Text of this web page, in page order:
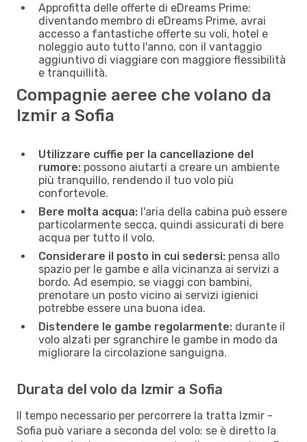
Approfitta delle offerte di eDreams Prime:
diventando membro di eDreams Prime, avrai
accesso a fantastiche offerte su voli, hotel e
noleggio auto tutto l'anno, con il vantaggio
aggiuntivo di viaggiare con maggiore flessibilità
e tranquillità.
Compagnie aeree che volano da
Izmir a Sofia
Utilizzare cuffie per la cancellazione del
rumore: possono aiutarti a creare un ambiente
più tranquillo, rendendo il tuo volo più
confortevole.
Bere molta acqua: l'aria della cabina può essere
particolarmente secca, quindi assicurati di bere
acqua per tutto il volo.
Considerare il posto in cui sedersi: pensa allo
spazio per le gambe e alla vicinanza ai servizi a
bordo. Ad esempio, se viaggi con bambini,
prenotare un posto vicino ai servizi igienici
potrebbe essere una buona idea.
Distendere le gambe regolarmente: durante il
volo alzati per sgranchire le gambe in modo da
migliorare la circolazione sanguigna.
Durata del volo da Izmir a Sofia
Il tempo necessario per percorrere la tratta Izmir -
Sofia può variare a seconda del volo: se è diretto la